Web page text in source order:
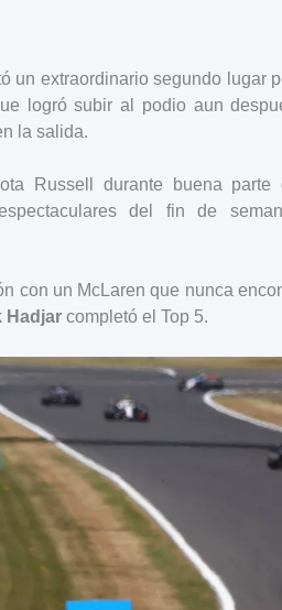
un extraordinario segundo lugar
logró subir al podio aun
la salida.
Russell durante buena parte
del fin de
con un McLaren que nunca
Hadjar completó el Top 5.